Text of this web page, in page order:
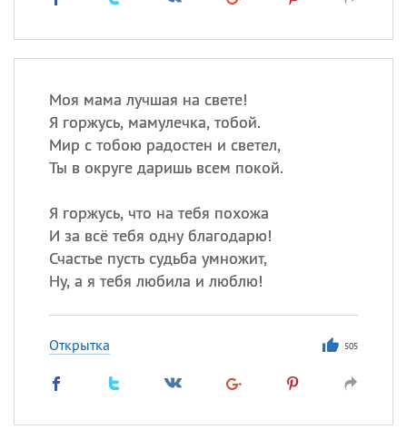
Моя мама лучшая на свете!
Я горжусь, мамулечка, тобой.
Мир с тобою радостен и светел,
Ты в округе даришь всем покой.
Я горжусь, что на тебя похожа
И за всё тебя одну благодарю!
Счастье пусть судьба умножит,
Ну, а я тебя любила и люблю!
Открытка 505